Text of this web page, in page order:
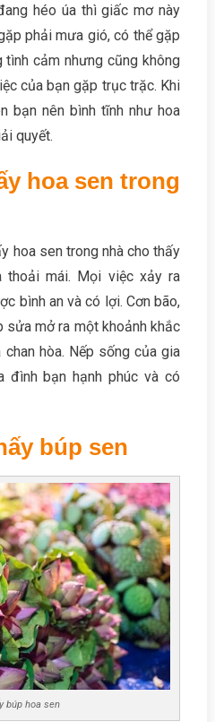
héo úa thì giấc mơ này
phải mưa gió, có thể gặp
cảm nhưng cũng không
của bạn gặp trục trặc. Khi
bạn nên bình tĩnh như hoa
quyết.
hoa sen trong
hoa sen trong nhà cho thấy
mái. Mọi việc xảy ra
bình an và có lợi. Cơn bão,
sửa mở ra một khoảnh khắc
chan hòa. Nếp sống của gia
đình bạn hạnh phúc và có
búp sen
búp hoa sen